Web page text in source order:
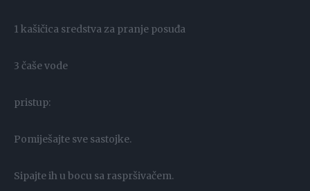
1 kašičica sredstva za pranje posuđa
3 čaše vode
pristup:
Pomiješajte sve sastojke.
Sipajte ih u bocu sa raspršivačem.